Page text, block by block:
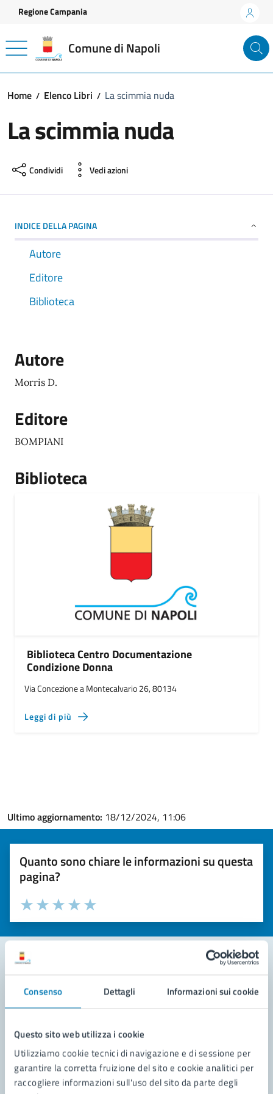
Consenso Dettagli Informazioni sui cookie
Questo sito web utilizza i cookie
Utilizziamo cookie tecnici di navigazione e di sessione per
garantire la corretta fruizione del sito e cookie analitici per
raccogliere informazioni sull'uso del sito da parte degli
Vai ai contenuti
Vai al footer
Regione Campania
Comune di Napoli
Home Elenco Libri La scimmia nuda
La scimmia nuda
Condividi Vedi azioni
INDICE DELLA PAGINA
Autore
Editore
Biblioteca
Autore
Morris D.
Editore
BOMPIANI
Biblioteca
Biblioteca Centro Documentazione
Condizione Donna
Via Concezione a Montecalvario 26, 80134
Leggi di più
Ultimo aggiornamento: 18/12/2024, 11:06
Quanto sono chiare le informazioni su questa
pagina?
Valuta la chiarezza delle informazioni (da 1 a 5 stelle)
Seleziona il numero di stelle per valutare la chiarezza delle
Valuta 5 stelle su 5
Valuta 4 stelle su 5
Valuta 3 stelle su 5
Valuta 2 stelle su 5
Valuta 1 stelle su 5
Contatta il comune
Leggi le domande frequenti
Richiedi assistenza
Prenota appuntamento